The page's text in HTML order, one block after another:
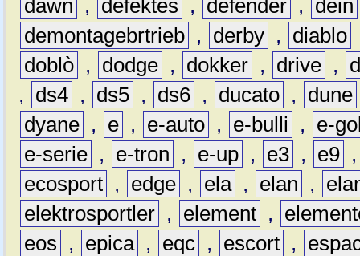
dawn , defektes , defender , dein
demontagebrtrieb , derby , diablo
doblò , dodge , dokker , drive ,
,
ds4 , ds5 , ds6 , ducato , dune
dyane , e , e-auto , e-bulli ,
e-
e-serie , e-tron , e-up , e3 , e9
ecosport , edge , ela , elan ,
elektrosportler , element ,
eos
, epica , eqc , escort ,